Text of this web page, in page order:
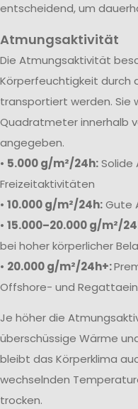
entscheidend, um
Atmungsaktivität
Die Atmungsaktivität
Körperfeuchtigkeit durch
transportiert werden. Sie
Quadratmeter innerhalb
angegeben.
• 5.000 g/m²/24h:
Freizeitaktivitäten
• 10.000 g/m²/24h:Gute
• 15.000–20.000 g/m²/
bei hoher körperlicher
• 20.000 g/m²/24h+:
Offshore- und
Je höher die
überschüssige Wärme
bleibt das Körperklima
wechselnden
trocken.